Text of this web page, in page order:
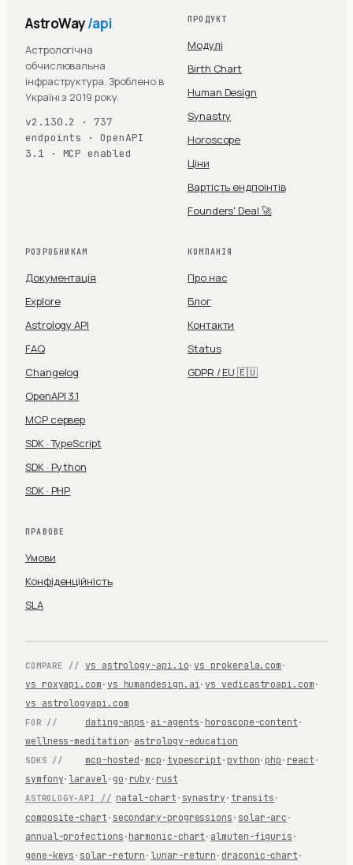
AstroWay/api
Астрологічна
обчислювальна
інфраструктура. Зроблено в
Україні з 2019 року.
v2.130.2 · 737
endpoints · OpenAPI
3.1 · MCP enabled
ПРОДУКТ
Модулі
Birth Chart
Human Design
Synastry
Horoscope
Ціни
Вартість ендпоінтів
Founders' Deal 🚀
РОЗРОБНИКАМ
Документація
Explore
Astrology API
FAQ
Changelog
OpenAPI 3.1
MCP сервер
SDK · TypeScript
SDK · Python
SDK · PHP
КОМПАНІЯ
Про нас
Блог
Контакти
Status
GDPR / EU 🇪🇺
ПРАВОВЕ
Умови
Конфіденційність
SLA
COMPARE // vs astrology-api.io·vs prokerala.com ·
vs roxyapi.com · vs humandesign.ai·vs vedicastroapi.com ·
vs astrologyapi.com
FOR // dating-apps · ai-agents · horoscope-content ·
wellness-meditation· astrology-education
SDKS // mcp-hosted · mcp · typescript · python· php · react ·
symfony·laravel· go · ruby · rust
ASTROLOGY-API // natal-chart · synastry · transits ·
composite-chart · secondary-progressions · solar-arc ·
annual-profections · harmonic-chart · almuten-figuris ·
gene-keys · solar-return ·lunar-return · draconic-chart ·